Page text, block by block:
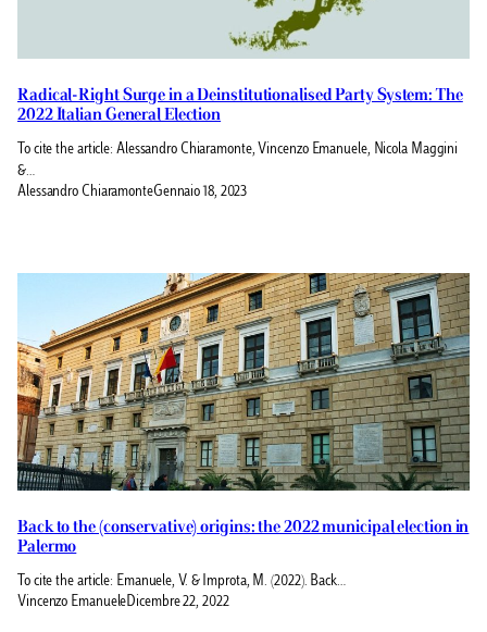
Radical-Right Surge in a Deinstitutionalised Party System: The
2022 Italian General Election
To cite the article: Alessandro Chiaramonte, Vincenzo Emanuele, Nicola Maggini
&…
Alessandro ChiaramonteGennaio 18, 2023
Back to the (conservative) origins: the 2022 municipal election in
Palermo
To cite the article: Emanuele, V. & Improta, M. (2022). Back…
Vincenzo EmanueleDicembre 22, 2022